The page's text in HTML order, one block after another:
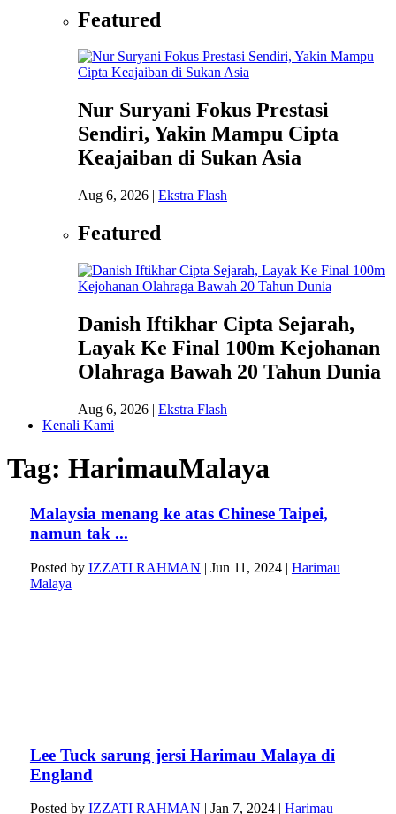
Featured
Nur Suryani Fokus Prestasi
Sendiri, Yakin Mampu Cipta
Keajaiban di Sukan Asia
Aug 6, 2026 | Ekstra Flash
Featured
Danish Iftikhar Cipta Sejarah,
Layak Ke Final 100m Kejohanan
Olahraga Bawah 20 Tahun Dunia
Aug 6, 2026 | Ekstra Flash
Kenali Kami
Tag: HarimauMalaya
Malaysia menang ke atas Chinese Taipei,
namun tak ...
Posted by IZZATI RAHMAN | Jun 11, 2024| Harimau
Malaya
Lee Tuck sarung jersi Harimau Malaya di
England
Posted by IZZATI RAHMAN | Jan 7, 2024| Harimau